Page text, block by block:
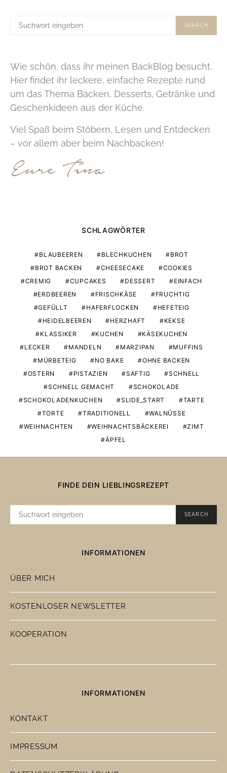
SUCHE
SEARCH
Wie schön, dass ihr meinen BackBlog besucht.
Hier findet ihr leckere, einfache Rezepte rund
um das Thema Backen, Desserts, Getränke und
Geschenkideen aus der Küche.
Viel Spaß beim Stöbern, Lesen und Entdecken
– vor allem aber beim Nachbacken!
SCHLAGWÖRTER
BLAUBEEREN BLECHKUCHEN
BROT
BROT BACKEN
CHEESECAKE
COOKIES
CREMIG
CUPCAKES DESSERT
EINFACH
ERDBEEREN
FRISCHKÄSE
FRUCHTIG
GEFÜLLT
HAFERFLOCKEN
HEFETEIG
HEIDELBEEREN
HERZHAFT
KEKSE
KLASSIKER
KUCHEN
KÄSEKUCHEN
LECKER
MANDELN MARZIPAN
MUFFINS
MÜRBETEIG
NO BAKE
OHNE BACKEN
OSTERN
PISTAZIEN SAFTIG
SCHNELL
SCHNELL GEMACHT
SCHOKOLADE
SCHOKOLADENKUCHEN
SLIDE_START
TARTE
TORTE
TRADITIONELL
WALNÜSSE
WEIHNACHTEN
WEIHNACHTSBÄCKEREI
ZIMT
ÄPFEL
FINDE DEIN LIEBLINGSREZEPT
SUCHE
SEARCH
INFORMATIONEN
ÜBER MICH
KOSTENLOSER NEWSLETTER
KOOPERATION
INFORMATIONEN
KONTAKT
IMPRESSUM